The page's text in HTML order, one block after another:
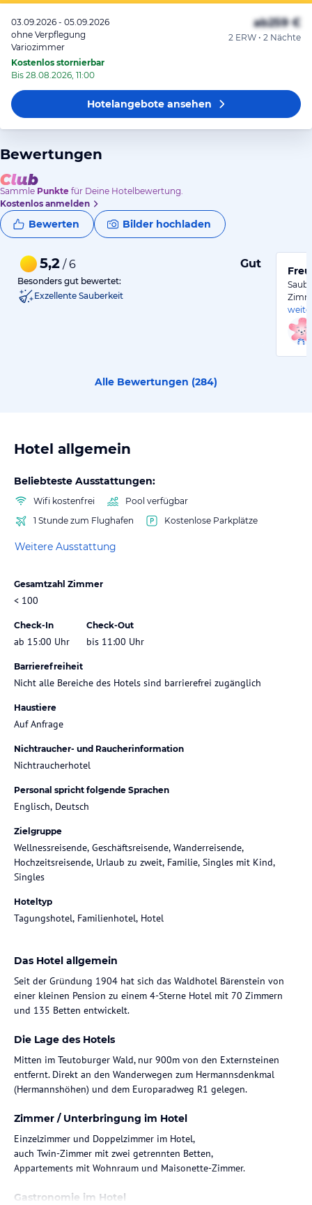
03.09.2026 - 05.09.2026
ohne Verpflegung
Variozimmer
Kostenlos stornierbar
Bis 28.08.2026, 11:00
ab259 €
2 ERW • 2 Nächte
Hotelangeboteansehen
Bewertungen
Sammle Punkte für Deine Hotelbewertung.
Kostenlos anmelden
Bewerten Bilder hochladen
5,2 / 6 Gut
Besonders gut bewertet:
Exzellente Sauberkeit
Alle Bewertungen (284)
Hotel allgemein
Beliebteste Ausstattungen:
Wifi kostenfrei
Pool verfügbar
1 Stunde zum Flughafen
Kostenlose Parkplätze
Weitere Ausstattung
Gesamtzahl Zimmer
< 100
Check-In
ab 15:00 Uhr
Check-Out
bis 11:00 Uhr
Barrierefreiheit
Nicht alle Bereiche des Hotels sind barrierefrei zugänglich
Haustiere
Auf Anfrage
Nichtraucher- und Raucherinformation
Nichtraucherhotel
Personal spricht folgende Sprachen
Englisch, Deutsch
Zielgruppe
Wellnessreisende, Geschäftsreisende, Wanderreisende,
Hochzeitsreisende, Urlaub zu zweit, Familie, Singles mit Kind,
Singles
Hoteltyp
Tagungshotel, Familienhotel, Hotel
Das Hotel allgemein
Seit der Gründung 1904 hat sich das Waldhotel Bärenstein von
einer kleinen Pension zu einem 4-Sterne Hotel mit 70 Zimmern
und 135 Betten entwickelt.
Die Lage des Hotels
Mitten im Teutoburger Wald, nur 900m von den Externsteinen
entfernt. Direkt an den Wanderwegen zum Hermannsdenkmal
(Hermannshöhen) und dem Europaradweg R1 gelegen.
Zimmer / Unterbringung im Hotel
Einzelzimmer und Doppelzimmer im Hotel,
auch Twin-Zimmer mit zwei getrennten Betten,
Appartements mit Wohnraum und Maisonette-Zimmer.
Gastronomie im Hotel